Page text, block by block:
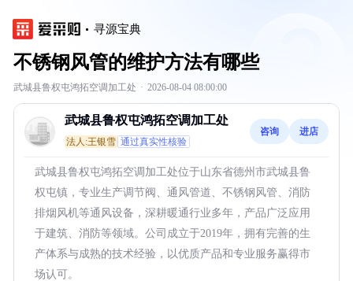
寻源宝典
不锈钢风管的维护方法有哪些
武城县鲁权屯鸿拓空调加工处 · 2026-08-04 08:00:00
武城县鲁权屯鸿拓空调加工处
法人:王银雪 通过真实性核验
咨询 进店
武城县鲁权屯鸿拓空调加工处位于山东省德州市武城县鲁
权屯镇，专业生产调节阀、通风管道、不锈钢风管、消防
排烟风机等通风设备，深耕暖通行业多年，产品广泛应用
于建筑、消防等领域。公司成立于2019年，拥有完善的生
产体系与成熟的技术经验，以优质产品和专业服务赢得市
场认可。